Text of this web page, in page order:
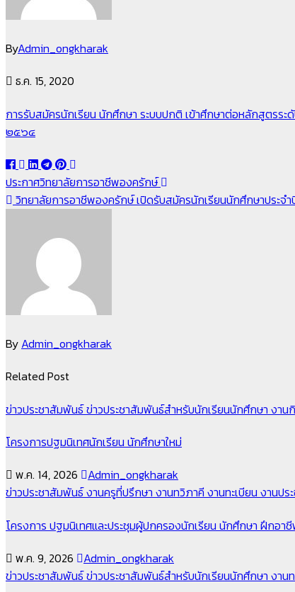
ByAdmin_ongkharak
ธ.ค. 15, 2020
การรับสมัครนักเรียน นักศึกษา ระบบปกติ เข้าศึกษาต่อหลักสูตร
๒๕๖๔
แนะแนว
เรื่อง
ประกาศวิทยาลัยการอาชีพองครักษ์
วิทยาลัยการอาชีพองครักษ์ เปิดรับสมัครนักเรียนนักศึกษาประ
By Admin_ongkharak
Related Post
ข่าวประชาสัมพันธ์ข่าวประชาสัมพันธ์สำหรับนักเรียนนักศึกษา งาน
โครงการปฐมนิเทศนักเรียน นักศึกษาใหม่
พ.ค. 14, 2026
Admin_ongkharak
ข่าวประชาสัมพันธ์งานครูที่ปรึกษา งานทวิภาคี งานทะเบียน งานปร
โครงการ ปฐมนิเทศและประชุมผู้ปกครองนักเรียน นักศึกษา ฝึกอา
พ.ค. 9, 2026
Admin_ongkharak
ข่าวประชาสัมพันธ์ข่าวประชาสัมพันธ์สำหรับนักเรียนนักศึกษา งาน